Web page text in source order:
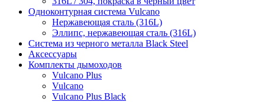
Одноконтурная система Vulcano
Нержавеющая сталь (316L)
Эллипс, нержавеющая сталь (316L)
Система из черного металла Black Steel
Аксессуары
Комплекты дымоходов
Vulcano Plus
Vulcano
Vulcano Plus Black